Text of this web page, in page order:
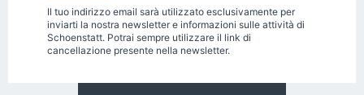
Il tuo indirizzo email sarà utilizzato esclusivamente per
inviarti la nostra newsletter e informazioni sulle attività di
Schoenstatt. Potrai sempre utilizzare il link di
cancellazione presente nella newsletter.